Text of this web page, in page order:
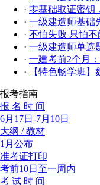
· 零基础取证密钥
· 一级建造师基础
· 不怕失败 只怕
· 一级建造师单选
· 一建考前2个月
·
【特色畅学班
报考指南
报 名 时 间
6月17日-7月10日
大纲 / 教材
1月公布
准考证打印
考前10日至一周内
考 试 时 间